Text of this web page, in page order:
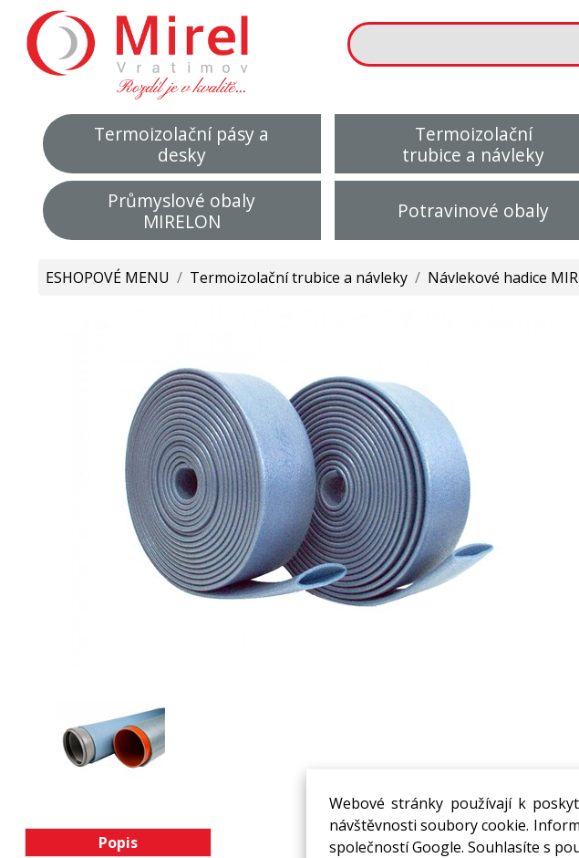
Webové stránky používají k
návštěvnosti soubory cookie.
společností Google. Souhlasíte s
Termoizolační pásy a
desky
Termoizolační
trubice a návleky
Průmyslové obaly
MIRELON
Potravinové obaly
ESHOPOVÉ MENU / Termoizolační trubice a návleky / Návlekové hadice
Popis